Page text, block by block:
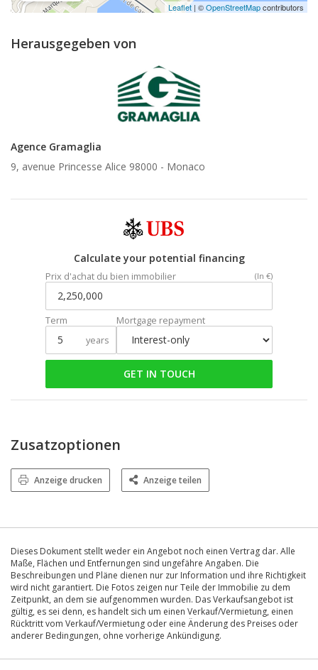
Leaflet | ©OpenStreetMapcontributors
Herausgegeben von
Agence Gramaglia
9, avenue Princesse Alice 98000 - Monaco
Calculate your potential financing
Prix d'achat du bien immobilier (In €)
Term
years
Mortgage repayment
GET IN TOUCH
Zusatzoptionen
Anzeige drucken Anzeige teilen
Dieses Dokument stellt weder ein Angebot noch einen Vertrag dar. Alle
Maße, Flächen und Entfernungen sind ungefähre Angaben. Die
Beschreibungen und Pläne dienen nur zur Information und ihre Richtigkeit
wird nicht garantiert. Die Fotos zeigen nur Teile der Immobilie zu dem
Zeitpunkt, an dem sie aufgenommen wurden. Das Verkaufsangebot ist
gültig, es sei denn, es handelt sich um einen Verkauf/Vermietung, einen
Rücktritt vom Verkauf/Vermietung oder eine Änderung des Preises oder
anderer Bedingungen, ohne vorherige Ankündigung.